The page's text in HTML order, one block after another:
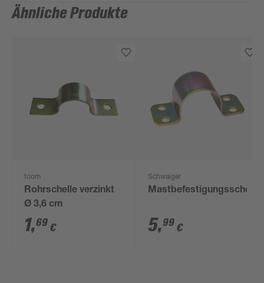
Ähnliche Produkte
toom
Rohrschelle verzinkt
Ø 3,6 cm
1,69 €
Schwaiger
Mastbefestigungsschelle
5,99 €